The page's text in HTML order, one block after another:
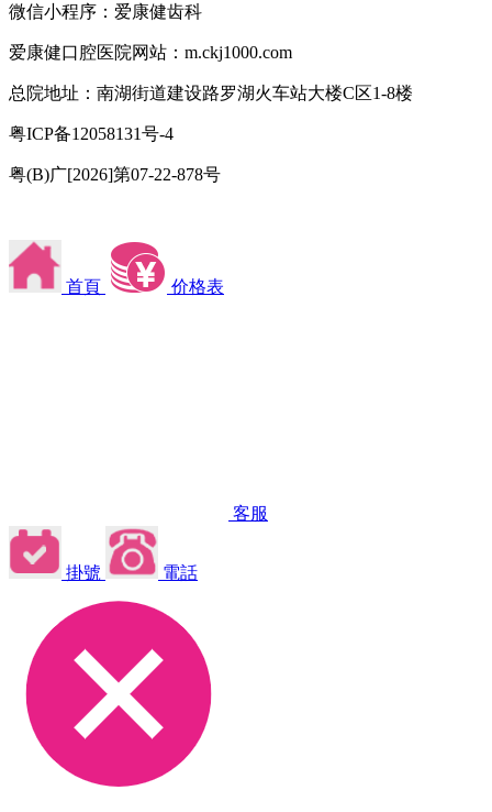
微信小程序：爱康健齿科
爱康健口腔医院网站：m.ckj1000.com
总院地址：南湖街道建设路罗湖火车站大楼C区1-8楼
粤ICP备12058131号-4
粤(B)广[2026]第07-22-878号
首頁 价格表
客服
掛號 電話